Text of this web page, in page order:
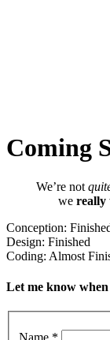
Coming
We’re not
we really
Conception:
Design: Finished
Coding: Almost
Let me know when
Name *